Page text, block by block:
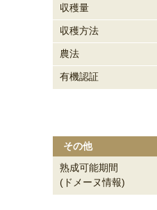
収穫量
収穫方法
農法
有機認証
その他
熟成可能期間
(ドメーヌ情報)